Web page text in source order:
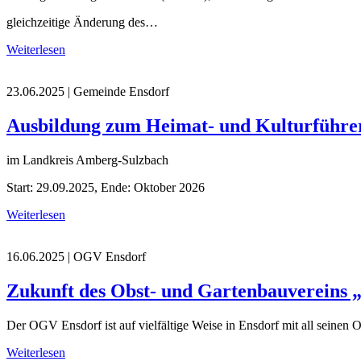
gleichzeitige Änderung des…
Weiterlesen
23.06.2025 | Gemeinde Ensdorf
Ausbildung zum Heimat- und
im Landkreis Amberg-Sulzbach
Start: 29.09.2025, Ende: Oktober 2026
Weiterlesen
16.06.2025 | OGV Ensdorf
Zukunft des Obst- und Gartenbauvereins
Der OGV Ensdorf ist auf vielfältige Weise in Ensdorf mit all seinen
Weiterlesen